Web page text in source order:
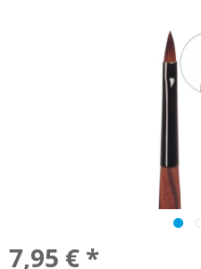
7,95 € *